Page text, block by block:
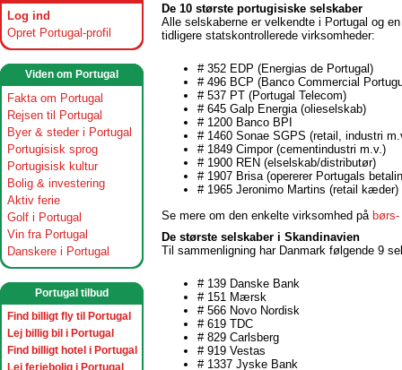
Log ind
Opret Portugal-profil
Viden om Portugal
Fakta om Portugal
Rejsen til Portugal
Byer & steder i Portugal
Portugisisk sprog
Portugisisk kultur
Bolig & investering
Aktiv ferie
Golf i Portugal
Vin fra Portugal
Danskere i Portugal
Portugal tilbud
Find billigt fly til Portugal
Lej billig bil i Portugal
Find billigt hotel i Portugal
Lej feriebolig i Portugal
De 10 største portugisiske selskaber
Alle selskaberne er velkendte i Portugal og
tidligere statskontrollerede virksomheder:
# 352 EDP (Energias de Portugal)
# 496 BCP (Banco Commercial
# 537 PT (Portugal Telecom)
# 645 Galp Energia (olieselskab)
# 1200 Banco BPI
# 1460 Sonae SGPS (retail, industri
# 1849 Cimpor (cementindustri m.v.)
# 1900 REN (elselskab/distributør)
# 1907 Brisa (opererer Portugals
# 1965 Jeronimo Martins (retail kæder)
Se mere om den enkelte virksomhed på børs-
De største selskaber i Skandinavien
Til sammenligning har Danmark følgende 9
# 139 Danske Bank
# 151 Mærsk
# 566 Novo Nordisk
# 619 TDC
# 829 Carlsberg
# 919 Vestas
# 1337 Jyske Bank